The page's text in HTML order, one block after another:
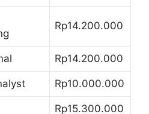
Rp14.200.000
Rp14.200.000
Rp10.000.000
Rp15.300.000